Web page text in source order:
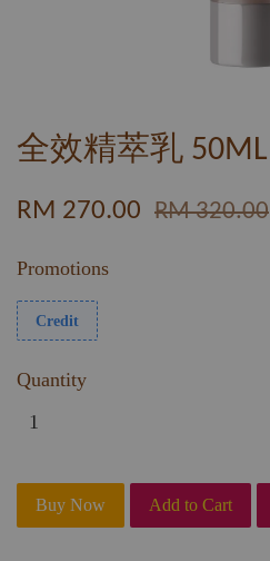
全效精萃乳 50ML
RM 270.00 RM 320.00
Promotions
Credit
Quantity
Buy Now Add to Cart